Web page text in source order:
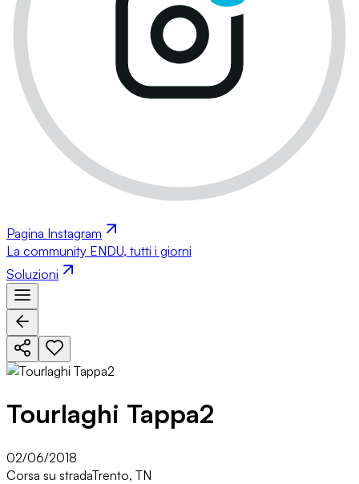
Pagina Instagram
La community ENDU, tutti i giorni
Soluzioni
Tourlaghi Tappa2
02/06/2018
Corsa su stradaTrento, TN